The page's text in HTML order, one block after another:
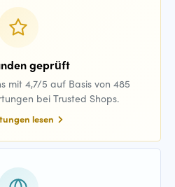
geprüft
mit 4,7/5 auf Basis von 485
bei Trusted Shops.
lesen